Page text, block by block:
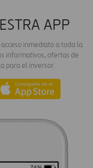
APP
inmediato a toda la
informativos, ofertas de
para el inversor.